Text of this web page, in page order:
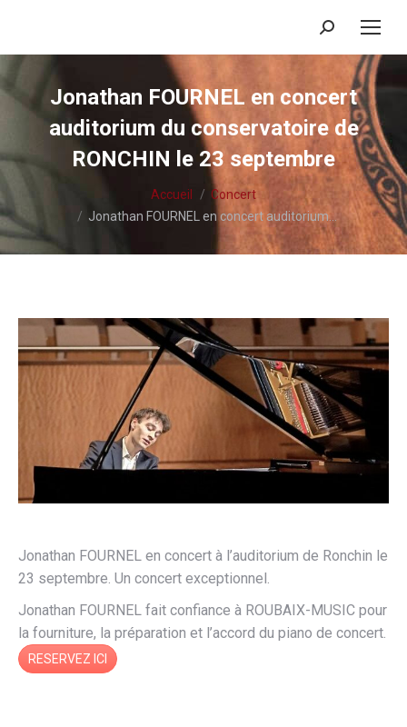
Recherche
:
Jonathan FOURNEL en concert
auditorium du conservatoire de
RONCHIN le 23 septembre
Accueil
Concert
Jonathan FOURNEL en concert auditorium…
Jonathan FOURNEL en concert à l’auditorium de Ronchin le
23 septembre. Un concert exceptionnel.
Jonathan FOURNEL fait confiance à ROUBAIX-MUSIC pour
la fourniture, la préparation et l’accord du piano de concert.
RESERVEZ ICI